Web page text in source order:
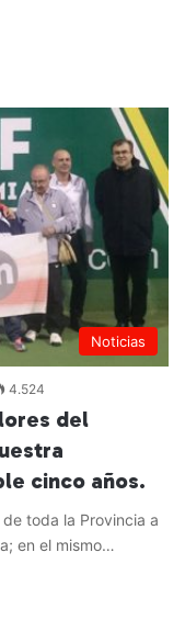
Noticias
4.524
del
cinco años.
toda la Provincia a
en el mismo…